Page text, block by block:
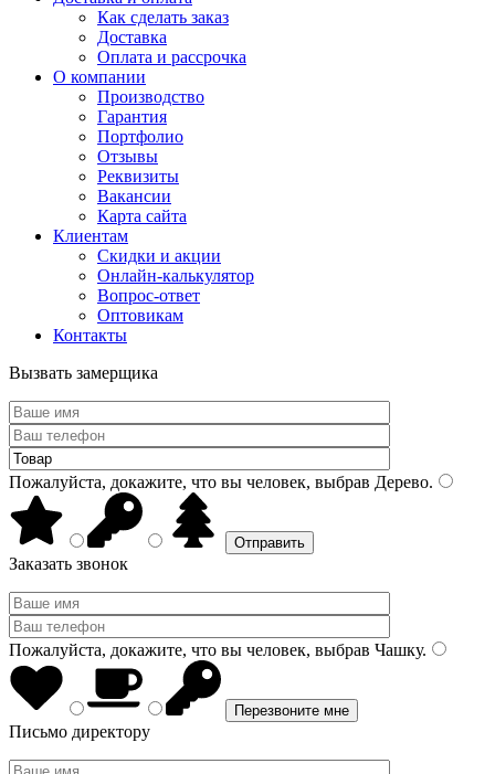
Как сделать заказ
Доставка
Оплата и рассрочка
О компании
Производство
Гарантия
Портфолио
Отзывы
Реквизиты
Вакансии
Карта сайта
Клиентам
Скидки и акции
Онлайн-калькулятор
Вопрос-ответ
Оптовикам
Контакты
Вызвать замерщика
Пожалуйста, докажите, что вы человек, выбрав Дерево.
Заказать звонок
Пожалуйста, докажите, что вы человек, выбрав Чашку.
Письмо директору